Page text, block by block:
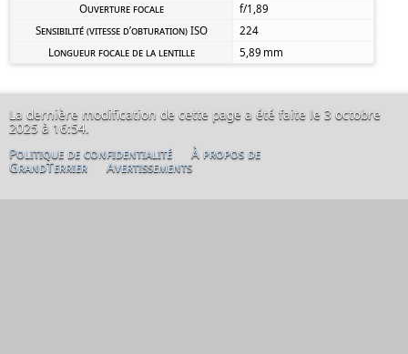
Ouverture focale
f/1,89
Sensibilité (vitesse d’obturation) ISO
224
Longueur focale de la lentille
5,89 mm
La dernière modification de cette page a été faite le 3 octobre
2025 à 16:54.
Politique de confidentialité
À propos de
GrandTerrier Avertissements